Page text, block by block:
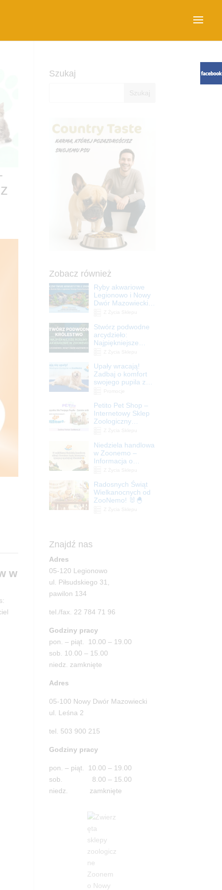
w
Szukaj
Zobacz również
Ryby akwariowe
Legionowo i Nowy
Dwór Mazowiecki –
Stwórz podwodne
arcydzieło:
Najpiękniejsze
Legionowo i Nowy
Dwór Mazowiecki
Upały wracają!
Zadbaj o komfort
swojego pupila z
ZooNemo
Petito Pet Shop –
Internetowy Sklep
Zoologiczny
| ZooNemo
Niedziela handlowa
w Zoonemo –
Informacja o
Radosnych Świąt
Wielkanocnych od
ZooNemo! 🐰🐣
Znajdź nas
Adres
05-120 Legionowo
ul. Piłsudskiego 31,
pawilon 134
tel./fax. 22 784 71 96
Godziny pracy
pon. – piąt. 10.00 – 19.00
sob. 10.00 – 15.00
niedz. zamknięte
Adres
05-100 Nowy Dwór Mazowiecki
ul. Leśna 2
tel. 503 900 215
Godziny pracy
pon. – piąt. 10.00 – 19.00
sob. 8.00 – 15.00
niedz. zamknięte